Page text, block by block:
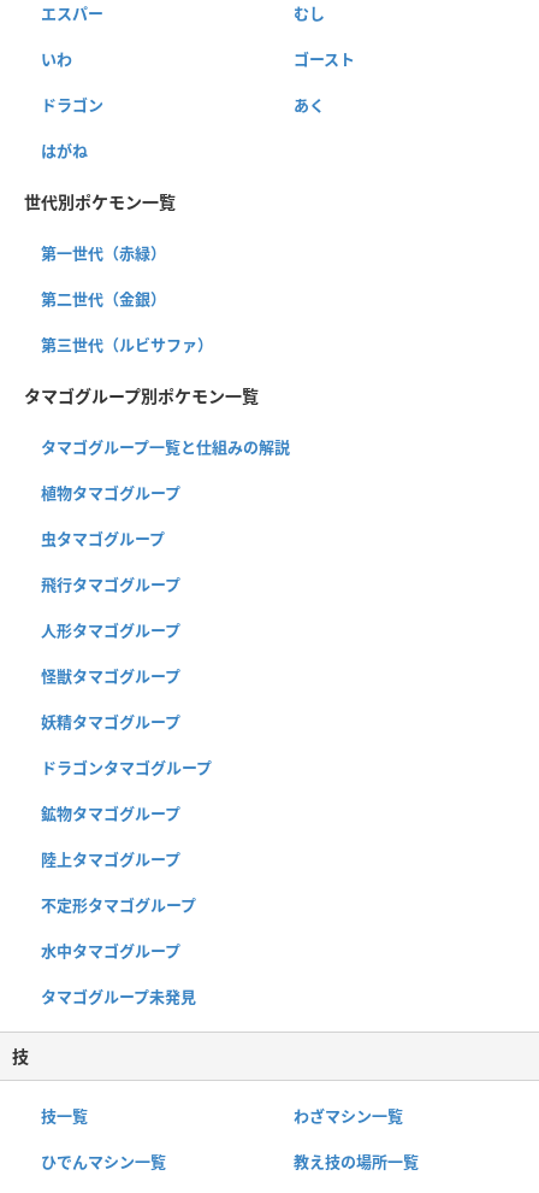
エスパー むし
いわ ゴースト
ドラゴン あく
はがね
世代別ポケモン一覧
第一世代（赤緑）
第二世代（金銀）
第三世代（ルビサファ）
タマゴグループ別ポケモン一覧
タマゴグループ一覧と仕組みの解説
植物タマゴグループ
虫タマゴグループ
飛行タマゴグループ
人形タマゴグループ
怪獣タマゴグループ
妖精タマゴグループ
ドラゴンタマゴグループ
鉱物タマゴグループ
陸上タマゴグループ
不定形タマゴグループ
水中タマゴグループ
タマゴグループ未発見
技
技一覧 わざマシン一覧
ひでんマシン一覧 教え技の場所一覧